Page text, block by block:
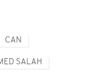
CAN
SALAH